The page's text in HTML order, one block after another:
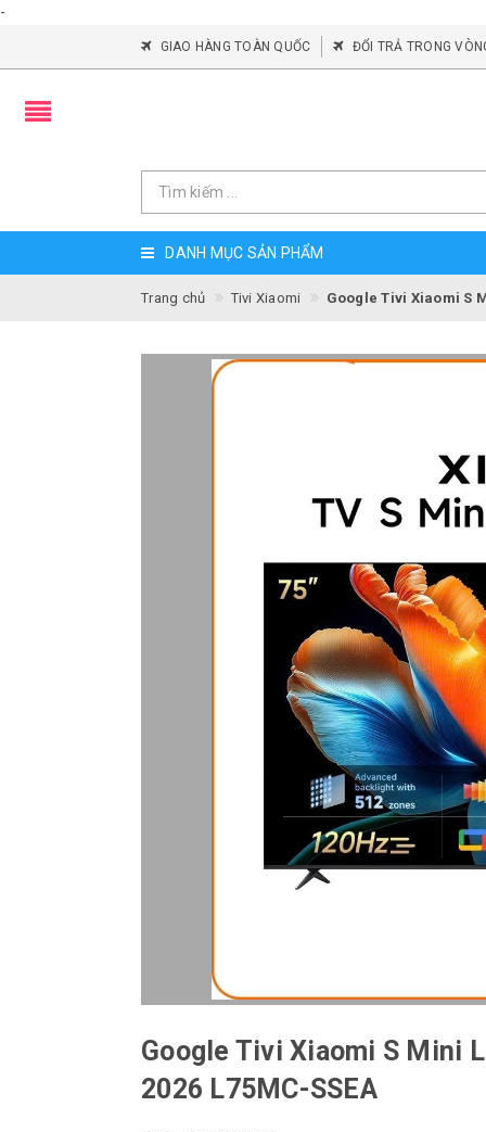
-
GIAO HÀNG TOÀN QUỐC ĐỔI TRẢ TRONG
DANH MỤC SẢN PHẨM
Trang chủ Tivi Xiaomi Google Tivi Xiaomi S
Google Tivi Xiaomi S Mini
2026 L75MC-SSEA